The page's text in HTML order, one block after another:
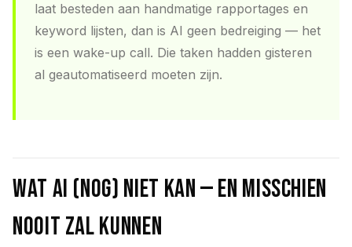
laat besteden aan handmatige rapportages en
keyword lijsten, dan is AI geen bedreiging — het
is een wake-up call. Die taken hadden gisteren
al geautomatiseerd moeten zijn.
Wat AI (nog) niet kan — en misschien
nooit zal kunnen